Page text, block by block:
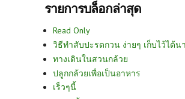
รายการบล็อกล่าสุด
Read Only
วิธีทำสับปะรดกวน ง่ายๆ เก็บไว้ได้น
ทางเดินในสวนกล้วย
ปลูกกล้วยเพื่อเป็นอาหาร
เร็วๆนี้